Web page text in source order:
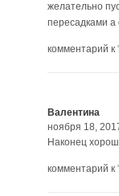
желательно
пересадками а
комментарий к
Валентина
ноября 18,
Наконец
комментарий к